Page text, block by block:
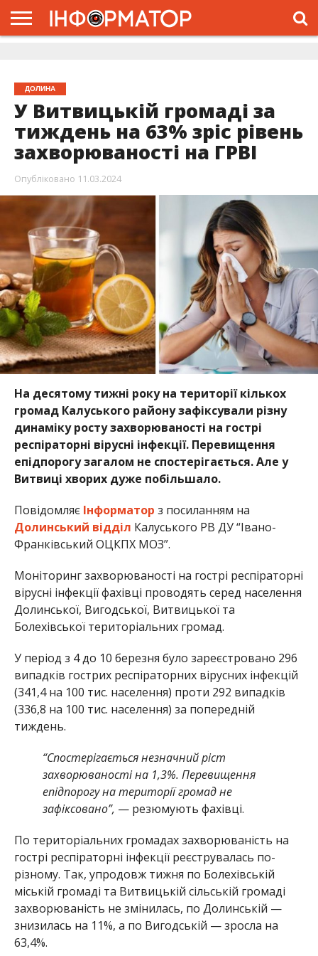
ДОЛИНА
У Витвицькій громаді за
тиждень на 63% зріс рівень
захворюваності на ГРВІ
Опубліковано 11.03.2024
На десятому тижні року на території кількох
громад Калуського району зафіксували різну
динаміку росту захворюваності на гострі
респіраторні вірусні інфекції. Перевищення
епідпорогу загалом не спостерігається. Але у
Витвиці хворих дуже побільшало.
Повідомляє Інформатор з посиланням на
Долинський відділ Калуського РВ ДУ “Івано-
Франківський ОЦКПХ МОЗ”.
Моніторинг захворюваності на гострі респіраторні
вірусні інфекції фахівці проводять серед населення
Долинської, Вигодської, Витвицької та
Болехівської територіальних громад.
У період з 4 до 10 березня було зареєстровано 296
випадків гострих респіраторних вірусних інфекцій
(341,4 на 100 тис. населення) проти 292 випадків
(336,8 на 100 тис. населення) за попередній
тиждень.
“Спостерігається незначний ріст
захворюваності на 1,3%. Перевищення
епідпорогу на території громад не
зафіксовано”, — резюмують фахівці.
По територіальних громадах захворюваність на
гострі респіраторні інфекції реєструвалась по-
різному. Так, упродовж тижня по Болехівській
міській громаді та Витвицькій сільській громаді
захворюваність не змінилась, по Долинській —
знизилась на 11%, а по Вигодській — зросла на
63,4%.